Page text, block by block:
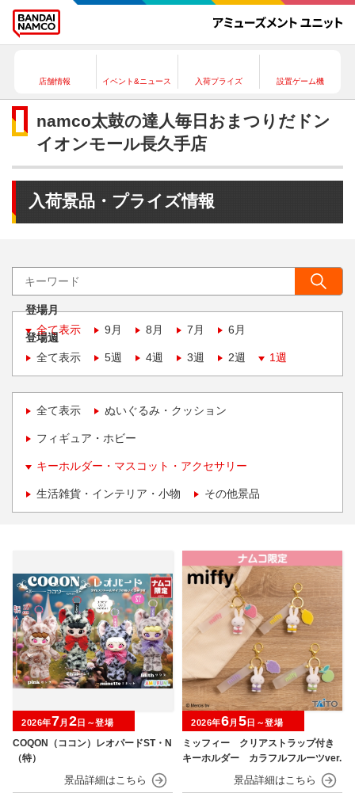
店舗情報 イベント&ニュース 入荷プライズ 設置ゲーム機
namco太鼓の達人毎日おまつりだドン
イオンモール長久手店
入荷景品・プライズ情報
登場月
全て表示
9月 8月 7月 6月
登場週
全て表示
5週 4週 3週 2週 1週
全て表示 ぬいぐるみ・クッション
フィギュア・ホビー
キーホルダー・マスコット・アクセサリー
生活雑貨・インテリア・小物 その他景品
COQON（ココン）レオパードST・N
（特）
2026年7月 2日～登場
ミッフィー クリアストラップ付き
キーホルダー カラフルフルーツver.
2026年6月 5日～登場